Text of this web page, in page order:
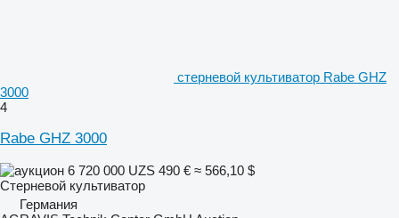
стерневой культиватор Rabe GHZ
3000
4
Rabe GHZ 3000
6 720 000 UZS 490 € ≈ 566,10 $
Стерневой культиватор
Германия